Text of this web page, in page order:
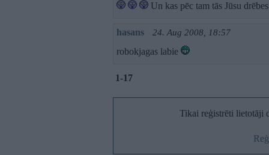
Un kas pēc tam tās Jūsu
hasans 24. Aug 2008, 18:57
robokjagas labie
1-17
Tikai reģistrēti lietotāji